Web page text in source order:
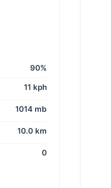
90%
11 kph
1014 mb
10.0 km
0